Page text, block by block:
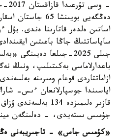
-
اساتىن ەلدەر قاتارىنا ەندى. بۇل
جىلى 2025-جىلعا دەيىنگى
باعدارلاماسى بەكىتىلىپ، ونىڭ
ازاماتتاردى قوعام ومىرىنە
اياسىندا جوسپارلانعان ءىس-
قازىر ەلىمىزدە 134
جۇمىس ىستەيدى، - دەلىنگەن
«كۇمىس جاس» - تاجىريبەنى